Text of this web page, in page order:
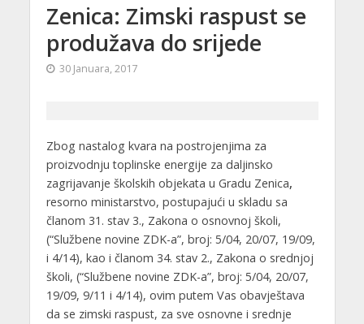
Zenica: Zimski raspust se
produžava do srijede
30 Januara, 2017
Zbog nastalog kvara na postrojenjima za
proizvodnju toplinske energije za daljinsko
zagrijavanje školskih objekata u Gradu Zenica,
resorno ministarstvo, postupajući u skladu sa
članom 31. stav 3., Zakona o osnovnoj školi,
(“Službene novine ZDK-a”, broj: 5/04, 20/07, 19/09,
i 4/14), kao i članom 34. stav 2., Zakona o srednjoj
školi, (“Službene novine ZDK-a”, broj: 5/04, 20/07,
19/09, 9/11 i 4/14), ovim putem Vas obavještava
da se zimski raspust, za sve osnovne i srednje